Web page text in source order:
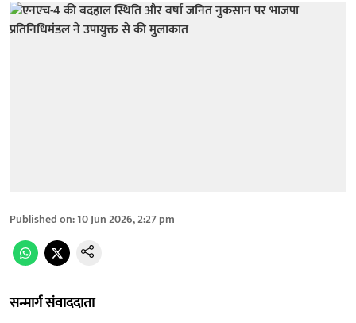
Published on:10 Jun 2026, 2:27 pm
सन्मार्ग संवाददाता